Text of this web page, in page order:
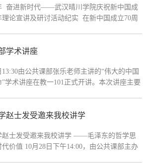
奋进新时代——武汉晴川学院庆祝新中国成
理论宣讲及研讨活动纪实 在新中国成立70周
理论研讨活动。 本次活动分两部分进行，
部分，是思政课部全体教师围绕讲座内容和教
实际展开主题学习、理论研讨活动。武汉晴川
学术讲座
13:30由公共课部张乐老师主讲的“伟大的中国
”学术讲座在教一101正式开讲。本次讲座主要
赵士发受邀来我校讲学
赵士发受邀来我校讲学 ——毛泽东的哲学思
价值 10月28日下午14:00，由公共课部主办